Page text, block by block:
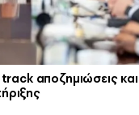
αποζημιώσεις